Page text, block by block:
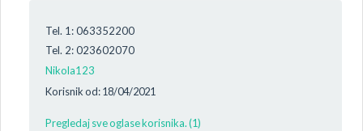
Tel. 1: 063352200
Tel. 2: 023602070
Nikola123
Korisnik od: 18/04/2021
Pregledaj sve oglase korisnika. (1)